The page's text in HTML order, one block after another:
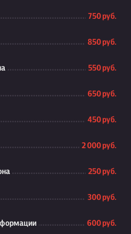
750 руб.
850 руб.
550 руб.
650 руб.
450 руб.
2 000 руб.
250 руб.
300 руб.
600 руб.